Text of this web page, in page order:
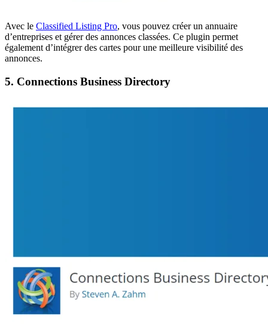
Avec le Classified Listing Pro, vous pouvez créer un annuaire
d’entreprises et gérer des annonces classées. Ce plugin permet
également d’intégrer des cartes pour une meilleure visibilité des
annonces.
5. Connections Business Directory